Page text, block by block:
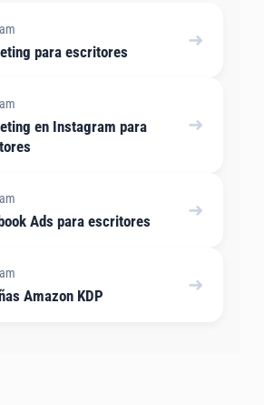
para escritores
➜
en Instagram para
➜
Ads para escritores
➜
Amazon KDP
➜